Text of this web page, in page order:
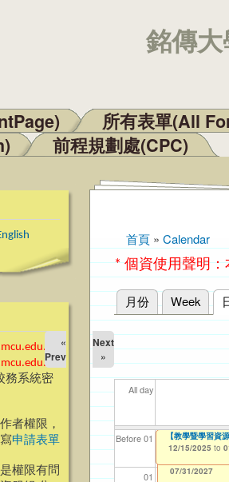
銘傳
所有表單(All
前程規劃處(CPC)
務系統密
者權限，
申請表單
權限有問
您在這裡
首頁 » Calendar
* 個資使用聲明
主要索引標籤
月份 Week
«
Prev
Next
»
All day
Before 01
01
【資網處】
整合系統～表單
12/31/2027
【財務處】工讀
11/12/2021 to
【財務處】漏打
錄
07/31/2027
114
04/
114
02/
114
03/
【學
07/
114
09/
114(下)職場實
12/15/2025 to
【教學暨學習資
12/15/2025 to